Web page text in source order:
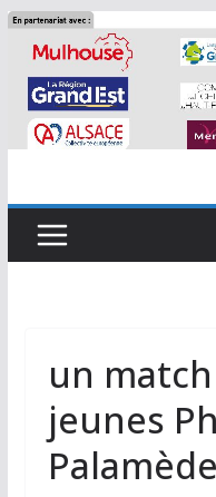
Passer
contenu
un
jeunes
Palamède